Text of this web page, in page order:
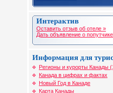
Интерактив
Оставить отзыв об отеле »
Дать объявление о
Информация для
Регионы и курорты Канады
Канада в цифрах и фактах
Новый Год в Канаде
Карта Канады